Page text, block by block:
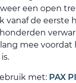
een open
vanaf de eerste
mee voordat
met: PAX